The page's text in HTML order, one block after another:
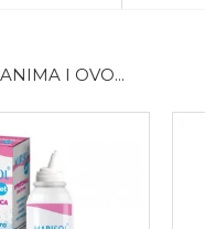
I OVO...